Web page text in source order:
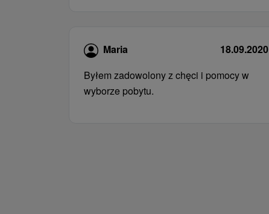
Maria
18.09.2020
Byłem zadowolony z chęci i pomocy w
wyborze pobytu.